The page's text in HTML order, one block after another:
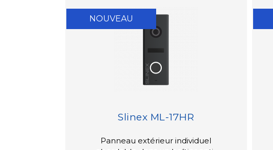
NOUVEAU
Slinex ML-17HR
Panneau extérieur individuel